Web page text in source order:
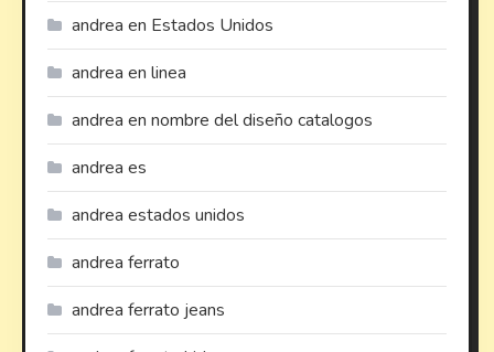
andrea en Estados Unidos
andrea en linea
andrea en nombre del diseño catalogos
andrea es
andrea estados unidos
andrea ferrato
andrea ferrato jeans